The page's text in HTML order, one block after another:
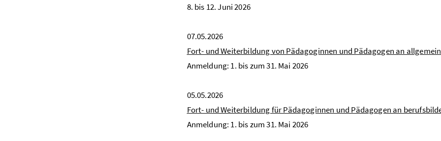
8. bis 12. Juni 2026
07.05.2026
Fort- und Weiterbildung von Pädagoginnen und Pädagogen an
Anmeldung: 1. bis zum 31. Mai 2026
05.05.2026
Fort- und Weiterbildung für Pädagoginnen und Pädagogen an
Anmeldung: 1. bis zum 31. Mai 2026